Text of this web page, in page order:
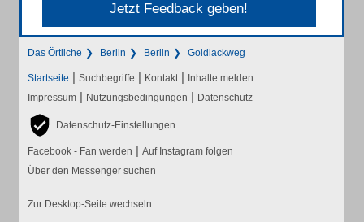
Jetzt Feedback geben!
Das Örtliche Berlin Berlin Goldlackweg
Startseite | Suchbegriffe | Kontakt | Inhalte melden
Impressum | Nutzungsbedingungen | Datenschutz
Datenschutz-Einstellungen
Facebook - Fan werden | Auf Instagram folgen
Über den Messenger suchen
Zur Desktop-Seite wechseln